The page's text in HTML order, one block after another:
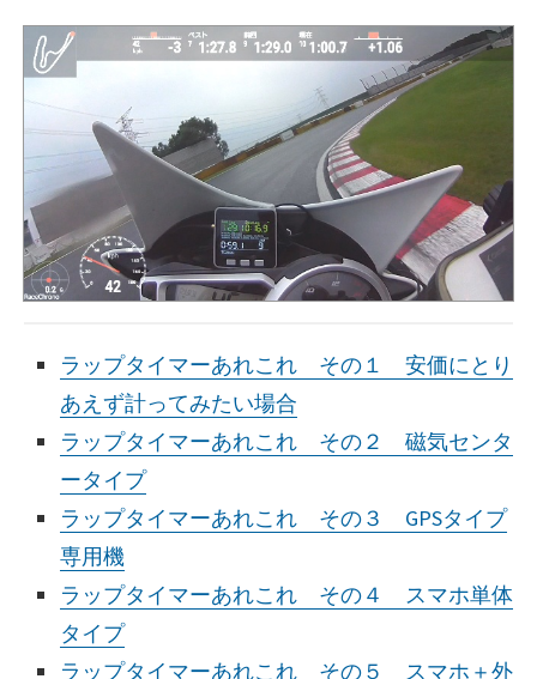
ラップタイマーあれこれ その１ 安価にとり
あえず計ってみたい場合
ラップタイマーあれこれ その２ 磁気センタ
ータイプ
ラップタイマーあれこれ その３ GPSタイプ
専用機
ラップタイマーあれこれ その４ スマホ単体
タイプ
ラップタイマーあれこれ その５ スマホ＋外